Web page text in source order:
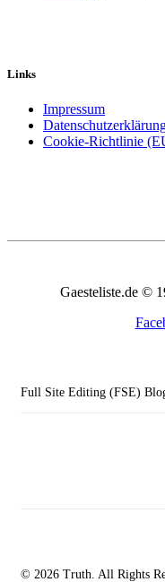
Links
Impressum
Cookie-Richtlinie
Gaesteliste.de ©
Full Site Editing (FSE)
© 2026 Truth. All Rights